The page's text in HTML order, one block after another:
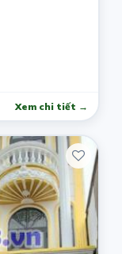
Xem chi tiết →